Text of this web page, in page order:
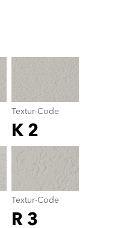
Textur-Code
K 2
Textur-Code
R 3